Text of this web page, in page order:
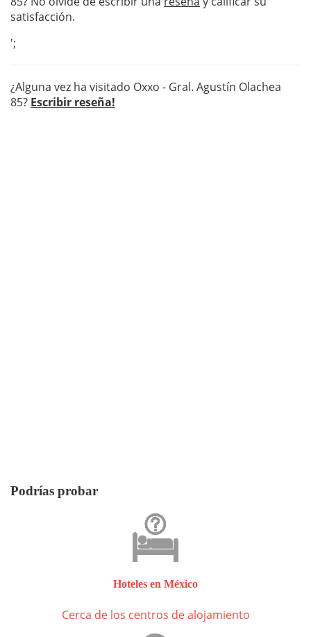
satisfacción.
';
¿Alguna vez ha visitado Oxxo - Gral. Agustín Olachea
85? Escribir reseña!
Podrías probar
Hoteles en México
Cerca de los centros de alojamiento